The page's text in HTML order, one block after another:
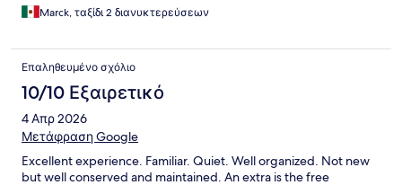
Marck, ταξίδι 2 διανυκτερεύσεων
Επαληθευμένο σχόλιο
10/10 Εξαιρετικό
4 Απρ 2026
Μετάφραση Google
Excellent experience. Familiar. Quiet. Well organized. Not new
but well conserved and maintained. An extra is the free